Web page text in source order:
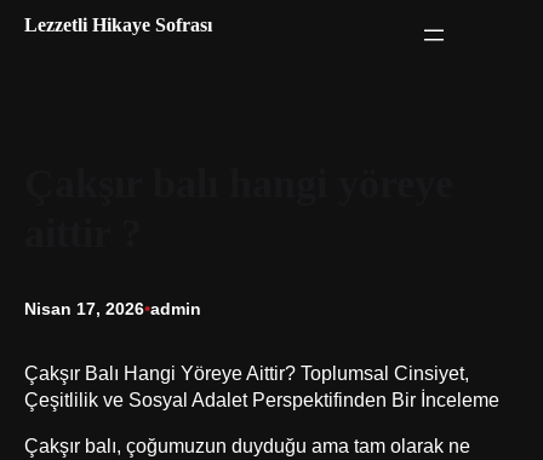
Lezzetli Hikaye Sofrası
Nisan 17, 2026•admin
Çakşır Balı Hangi Yöreye Aittir? Toplumsal Cinsiyet,
Çeşitlilik ve Sosyal Adalet Perspektifinden Bir İnceleme
Çakşır balı, çoğumuzun duyduğu ama tam olarak ne